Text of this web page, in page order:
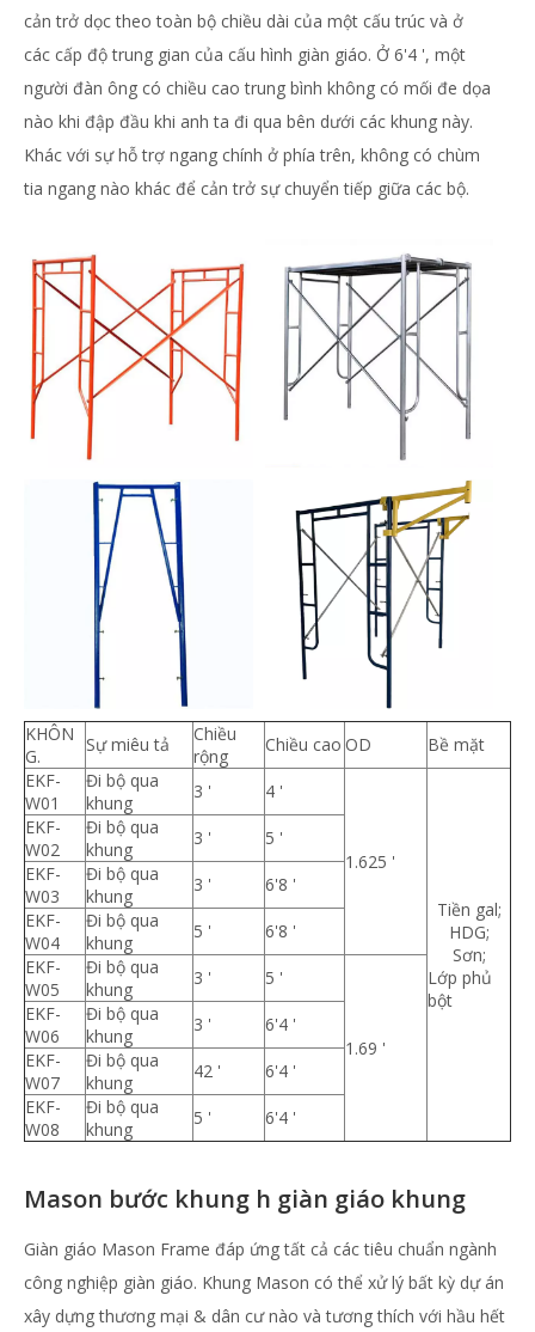
cản trở dọc theo toàn bộ chiều dài của một cấu trúc và ở
các cấp độ trung gian của cấu hình giàn giáo. Ở 6'4 ', một
người đàn ông có chiều cao trung bình không có mối đe dọa
nào khi đập đầu khi anh ta đi qua bên dưới các khung này.
Khác với sự hỗ trợ ngang chính ở phía trên, không có chùm
tia ngang nào khác để cản trở sự chuyển tiếp giữa các bộ.
KHÔN
G.
Sự miêu tả
Chiều
rộng
Chiều cao OD
Bề mặt
EKF-
W01
Đi bộ qua
khung
3 ' 4 '
1.625 '
Tiền gal;
HDG;
Sơn;
Lớp phủ
bột
EKF-
W02
Đi bộ qua
khung
3 '
5 '
EKF-
W03
Đi bộ qua
khung
3 '
6'8 '
EKF-
W04
Đi bộ qua
khung
5 '
6'8 '
EKF-
W05
Đi bộ qua
khung
3 ' 5 '
1.69 '
EKF-
W06
Đi bộ qua
khung
3 '
6'4 '
EKF-
W07
Đi bộ qua
khung
42 '
6'4 '
EKF-
W08
Đi bộ qua
khung
5 ' 6'4 '
Mason bước khung h giàn giáo khung
Giàn giáo Mason Frame đáp ứng tất cả các tiêu chuẩn ngành
công nghiệp giàn giáo. Khung Mason có thể xử lý bất kỳ dự án
xây dựng thương mại & dân cư nào và tương thích với hầu hết